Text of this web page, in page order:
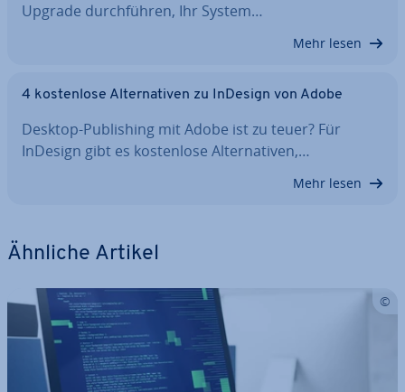
Upgrade durch­füh­ren, Ihr System…
Mehr lesen
4 kos­ten­lo­se Al­ter­na­ti­ven zu InDesign von Adobe
Desktop-Pu­bli­shing mit Adobe ist zu teuer? Für
InDesign gibt es kos­ten­lo­se Al­ter­na­ti­ven,…
Mehr lesen
Ähnliche Artikel